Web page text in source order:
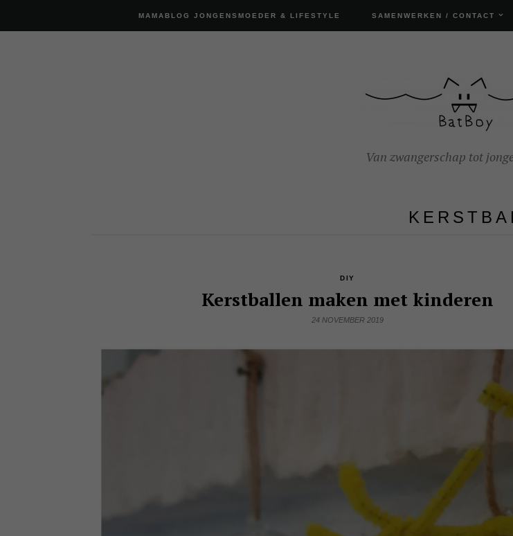
MAMABLOG JONGENSMOEDER & LIFESTYLE SAMENWERKEN / CONTACT
Van zwangerschap tot
DIY
Kerstballen maken met kinderen
24 NOVEMBER 2019